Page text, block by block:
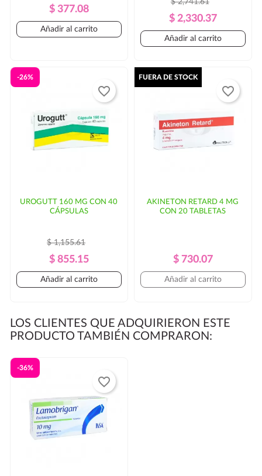
Precio
Regular
Precio
$ 377.08
Añadir al carrito
Precio
Regular
$ 2,741.61
Precio
$ 2,330.37
Añadir al carrito
UROGUTT 160 MG CON 40
CÁPSULAS
Precio
Regular
$ 1,155.61
Precio
$ 855.15
-26%
Añadir al carrito
favorite_border
AKINETON RETARD 4 MG
CON 20 TABLETAS
Precio
Regular
Precio
$ 730.07
FUERA DE STOCK
Añadir al carrito
favorite_border
LOS CLIENTES QUE ADQUIRIERON ESTE
PRODUCTO TAMBIÉN COMPRARON:
-36%
favorite_border